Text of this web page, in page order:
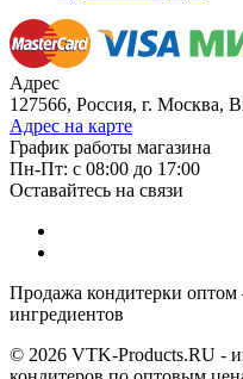
Адрес
127566, Россия, г. Москва,
Адрес на карте
График работы магазина
Пн-Пт: с 08:00 до 17:00
Оставайтесь на связи
Продажа кондитерки оптом
ингредиентов
© 2026 VTK-Products.RU -